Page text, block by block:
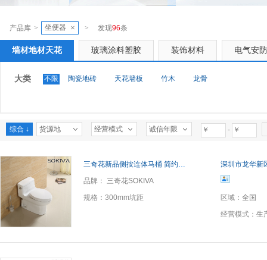
产品库 > 坐便器 × > 发现96条
墙材地材天花 玻璃涂料塑胶 装饰材料 电气安
大类 不限 陶瓷地砖 天花墙板 竹木 龙骨
综合 ↓ 货源地 经营模式 诚信年限 -
三奇花新品侧按连体马桶 简约高档一体坐便器 喷射虹吸抽水马桶
品牌：
三奇花SOKIVA
规格： 300mm坑距
深圳市龙华新
区域： 全国
经营模式： 生